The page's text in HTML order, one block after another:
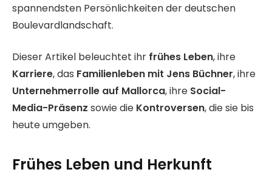
spannendsten Persönlichkeiten der deutschen
Boulevardlandschaft.
Dieser Artikel beleuchtet ihr frühes Leben, ihre
Karriere, das Familienleben mit Jens Büchner, ihre
Unternehmerrolle auf Mallorca, ihre Social-
Media-Präsenz sowie die Kontroversen, die sie bis
heute umgeben.
Frühes Leben und Herkunft